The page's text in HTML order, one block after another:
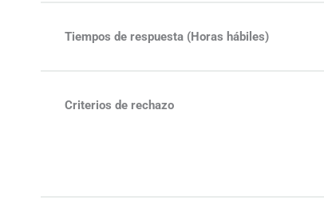
Tiempos de respuesta (Horas hábiles)
Criterios de rechazo